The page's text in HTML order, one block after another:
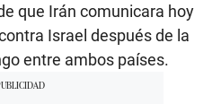
que Irán comunicara hoy
Israel después de la
entre ambos países.